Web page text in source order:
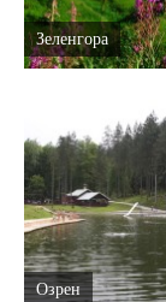
Зеленгора
Озрен